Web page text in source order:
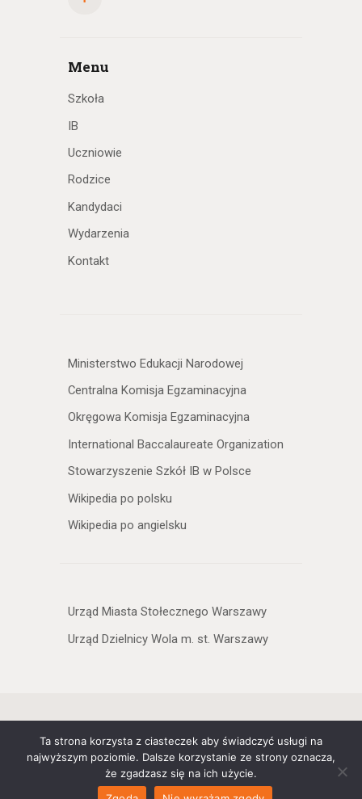
Menu
Szkoła
IB
Uczniowie
Rodzice
Kandydaci
Wydarzenia
Kontakt
Ministerstwo Edukacji Narodowej
Centralna Komisja Egzaminacyjna
Okręgowa Komisja Egzaminacyjna
International Baccalaureate Organization
Stowarzyszenie Szkół IB w Polsce
Wikipedia po polsku
Wikipedia po angielsku
Urząd Miasta Stołecznego Warszawy
Urząd Dzielnicy Wola m. st. Warszawy
Ogólnokształcące Dwujęzyczne im.
Mikołaja Kopernika w Warszawie. All
Rights Reserved.
Ta strona korzysta z ciasteczek aby świadczyć usługi na
najwyższym poziomie. Dalsze korzystanie ze strony oznacza,
że zgadzasz się na ich użycie.